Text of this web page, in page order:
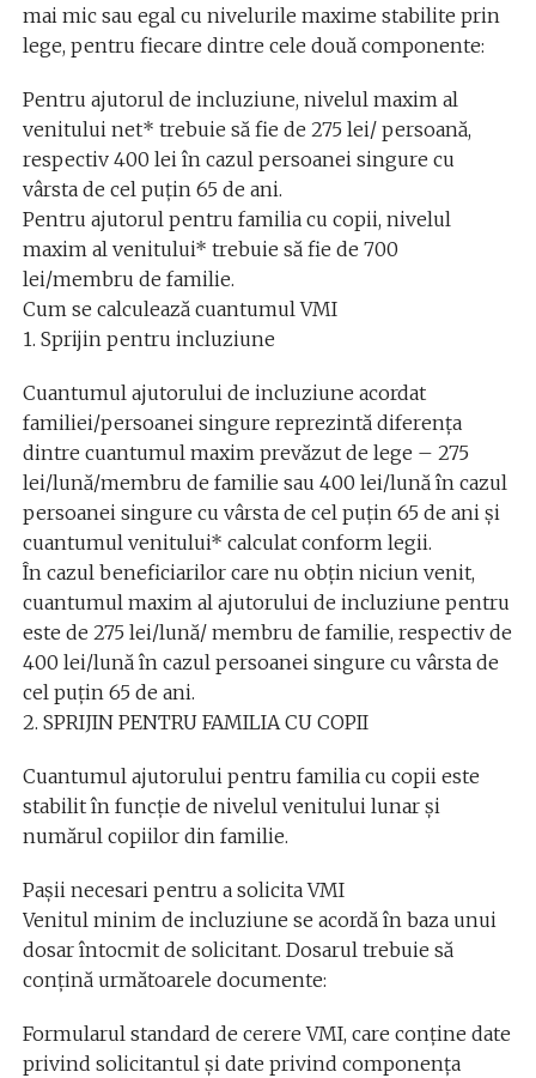
mai mic sau egal cu nivelurile maxime stabilite prin
lege, pentru fiecare dintre cele două componente:
Pentru ajutorul de incluziune, nivelul maxim al
venitului net* trebuie să fie de 275 lei/ persoană,
respectiv 400 lei în cazul persoanei singure cu
vârsta de cel puțin 65 de ani.
Pentru ajutorul pentru familia cu copii, nivelul
maxim al venitului* trebuie să fie de 700
lei/membru de familie.
Cum se calculează cuantumul VMI
1. Sprijin pentru incluziune
Cuantumul ajutorului de incluziune acordat
familiei/persoanei singure reprezintă diferența
dintre cuantumul maxim prevăzut de lege – 275
lei/lună/membru de familie sau 400 lei/lună în cazul
persoanei singure cu vârsta de cel puțin 65 de ani și
cuantumul venitului* calculat conform legii.
În cazul beneficiarilor care nu obțin niciun venit,
cuantumul maxim al ajutorului de incluziune pentru
este de 275 lei/lună/ membru de familie, respectiv de
400 lei/lună în cazul persoanei singure cu vârsta de
cel puțin 65 de ani.
2. SPRIJIN PENTRU FAMILIA CU COPII
Cuantumul ajutorului pentru familia cu copii este
stabilit în funcție de nivelul venitului lunar și
numărul copiilor din familie.
Pașii necesari pentru a solicita VMI
Venitul minim de incluziune se acordă în baza unui
dosar întocmit de solicitant. Dosarul trebuie să
conțină următoarele documente:
Formularul standard de cerere VMI, care conține date
privind solicitantul și date privind componența